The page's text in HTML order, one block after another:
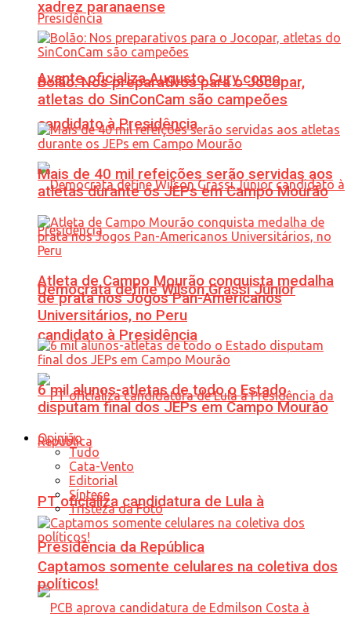
Avante oficializa Augusto Cury como
candidato à Presidência
Democrata define Wilson Grassi Júnior
candidato à Presidência
PT oficializa candidatura de Lula à
Presidência da República
xadrez paranaense
Bolão: Nos preparativos para o Jocopar,
atletas do SinConCam são campeões
Mais de 40 mil refeições serão servidas aos
atletas durante os JEPs em Campo Mourão
Atleta de Campo Mourão conquista medalha
de prata nos Jogos Pan-Americanos
Universitários, no Peru
6 mil alunos-atletas de todo o Estado
disputam final dos JEPs em Campo Mourão
Opinião
Tudo
Cata-Vento
Editorial
Síntese
Tristeza da Foto
Captamos somente celulares na coletiva dos
políticos!